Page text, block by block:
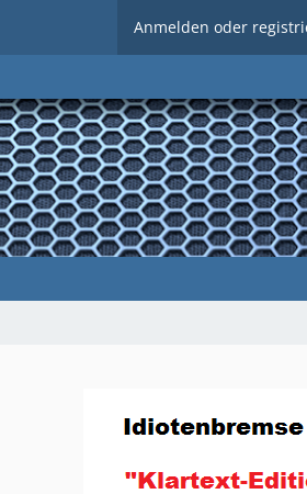
Anmelden oder